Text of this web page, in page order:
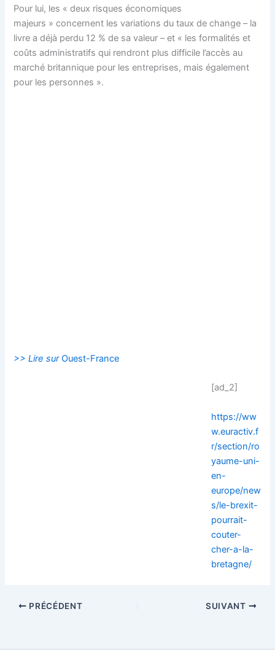
Pour lui, les « deux risques économiques
majeurs » concernent les variations du taux de change – la
livre a déjà perdu 12 % de sa valeur – et « les formalités et
coûts administratifs qui rendront plus difficile l’accès au
marché britannique pour les entreprises, mais également
pour les personnes ».
>> Lire surOuest-France
[ad_2]
https://ww
w.euractiv.f
r/section/ro
yaume-uni-
en-
europe/new
s/le-brexit-
pourrait-
couter-
cher-a-la-
bretagne/
PRÉCÉDENT SUIVANT